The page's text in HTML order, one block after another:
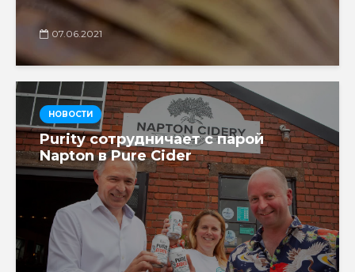
07.06.2021
НОВОСТИ
Purity сотрудничает с парой
Napton в Pure Cider